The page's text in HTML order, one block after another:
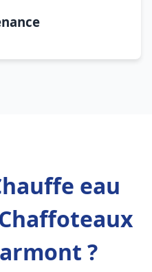
eau
?